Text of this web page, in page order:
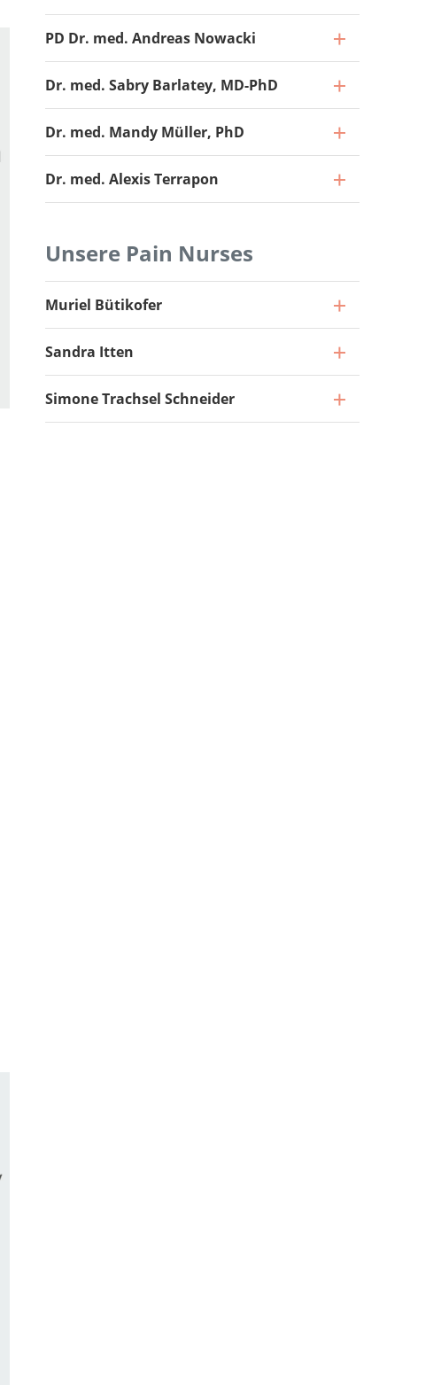
Facharzt 40%, Leiter Funktionelle
Zum Profil
PD Dr. med. Andreas Nowacki
Oberarzt
Zum Profil
Dr. med. Sabry Barlatey, MD-PhD
Oberarzt
Zum Profil
Dr. med. Mandy Müller, PhD
Dr. med. Alexis Terrapon
Unsere Pain Nurses
Muriel Bütikofer
Sandra Itten
Simone Trachsel Schneider